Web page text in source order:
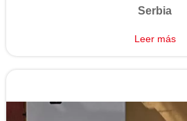
Serbia
Leer más